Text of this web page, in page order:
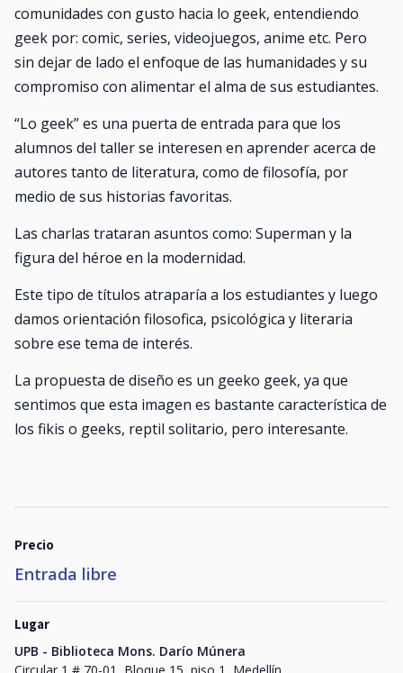
comunidades con gusto hacia lo geek, entendiendo
geek por: comic, series, videojuegos, anime etc. Pero
sin dejar de lado el enfoque de las humanidades y su
compromiso con alimentar el alma de sus estudiantes.
“Lo geek” es una puerta de entrada para que los
alumnos del taller se interesen en aprender acerca de
autores tanto de literatura, como de filosofía, por
medio de sus historias favoritas.
Las charlas trataran asuntos como: Superman y la
figura del héroe en la modernidad.
Este tipo de títulos atraparía a los estudiantes y luego
damos orientación filosofica, psicológica y literaria
sobre ese tema de interés.
La propuesta de diseño es un geeko geek, ya que
sentimos que esta imagen es bastante característica de
los fikis o geeks, reptil solitario, pero interesante.
Precio
Entrada libre
Lugar
UPB - Biblioteca Mons. Darío Múnera
Circular 1 # 70-01, Bloque 15, piso 1, Medellín